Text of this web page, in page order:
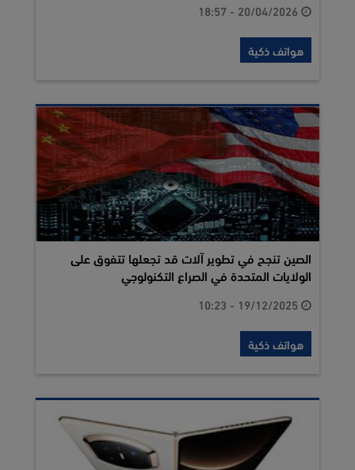
هواتف ذكية
الصين تنجح في تطوير آلات قد تجعلها تتفوق على
الولايات المتحدة في الصراع التكنولوجي
هواتف ذكية